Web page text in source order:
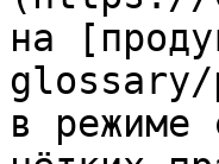
на
glossary/
в режиме